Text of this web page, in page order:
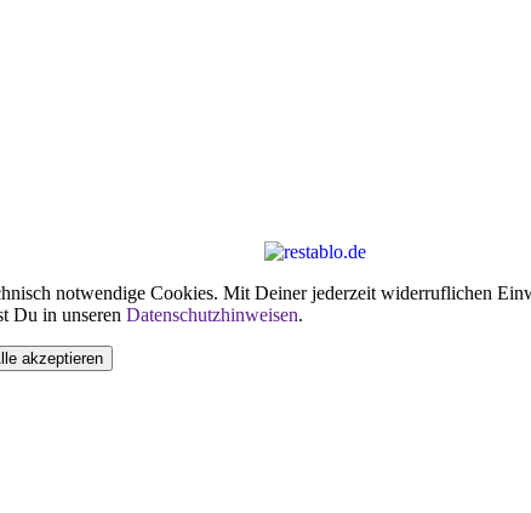
notwendige Cookies. Mit Deiner jederzeit widerruflichen
Du in unseren Datenschutzhinweisen.
akzeptieren